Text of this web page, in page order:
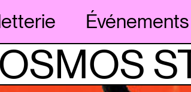
Événements